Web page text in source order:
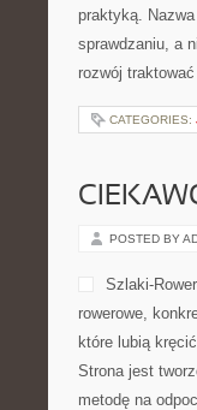
praktyką.
sprawdzaniu, a
rozwój
CATEGORIES:
POSTED BY
Szlaki-
rowerowe,
które lubią
Strona jest
metodę na